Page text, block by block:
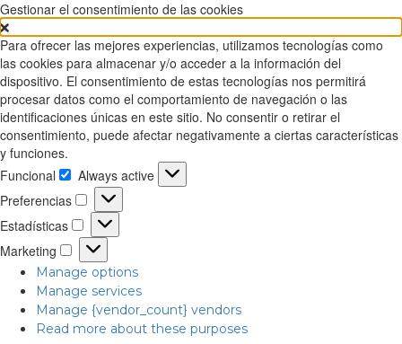
Gestionar el consentimiento de las cookies
Para ofrecer las mejores experiencias, utilizamos tecnologías como
las cookies para almacenar y/o acceder a la información del
dispositivo. El consentimiento de estas tecnologías nos permitirá
procesar datos como el comportamiento de navegación o las
identificaciones únicas en este sitio. No consentir o retirar el
consentimiento, puede afectar negativamente a ciertas características
y funciones.
Funcional
Funcional
Always active
Preferencias
Preferencias
Estadísticas
Estadísticas
Marketing
Marketing
Manage options
Manage services
Manage {vendor_count} vendors
Read more about these purposes